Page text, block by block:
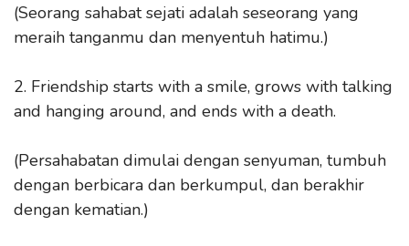
(Seorang sahabat sejati adalah seseorang yang
meraih tanganmu dan menyentuh hatimu.)
2. Friendship starts with a smile, grows with talking
and hanging around, and ends with a death.
(Persahabatan dimulai dengan senyuman, tumbuh
dengan berbicara dan berkumpul, dan berakhir
dengan kematian.)